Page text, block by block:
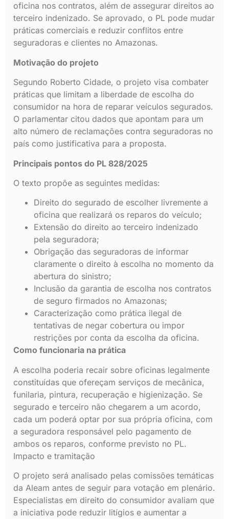
oficina nos contratos, além de assegurar direitos ao
terceiro indenizado. Se aprovado, o PL pode mudar
práticas comerciais e reduzir conflitos entre
seguradoras e clientes no Amazonas.
Motivação do projeto
Segundo Roberto Cidade, o projeto visa combater
práticas que limitam a liberdade de escolha do
consumidor na hora de reparar veículos segurados.
O parlamentar citou dados que apontam para um
alto número de reclamações contra seguradoras no
país como justificativa para a proposta.
Principais pontos do PL 828/2025
O texto propõe as seguintes medidas:
Direito do segurado de escolher livremente a
oficina que realizará os reparos do veículo;
Extensão do direito ao terceiro indenizado
pela seguradora;
Obrigação das seguradoras de informar
claramente o direito à escolha no momento da
abertura do sinistro;
Inclusão da garantia de escolha nos contratos
de seguro firmados no Amazonas;
Caracterização como prática ilegal de
tentativas de negar cobertura ou impor
restrições por conta da escolha da oficina.
Como funcionaria na prática
A escolha poderia recair sobre oficinas legalmente
constituídas que ofereçam serviços de mecânica,
funilaria, pintura, recuperação e higienização. Se
segurado e terceiro não chegarem a um acordo,
cada um poderá optar por sua própria oficina, com
a seguradora responsável pelo pagamento de
ambos os reparos, conforme previsto no PL.
Impacto e tramitação
O projeto será analisado pelas comissões temáticas
da Aleam antes de seguir para votação em plenário.
Especialistas em direito do consumidor avaliam que
a iniciativa pode reduzir litígios e aumentar a